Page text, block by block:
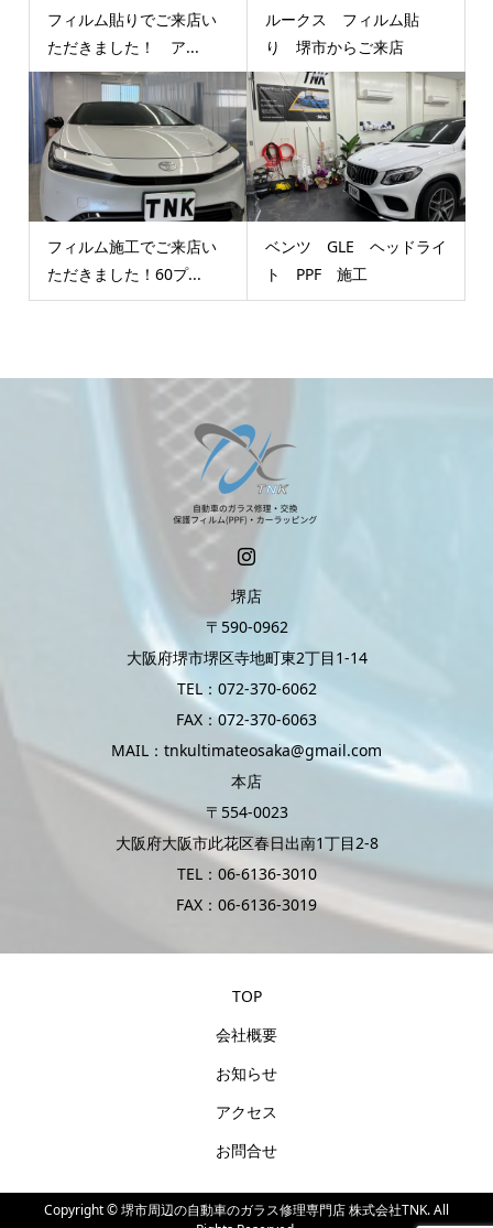
フィルム貼りでご来店い
ただきました！ ア...
ルークス フィルム貼
り 堺市からご来店
フィルム施工でご来店い
ただきました！60プ...
ベンツ GLE ヘッドライ
ト PPF 施工
堺店
〒590-0962
大阪府堺市堺区寺地町東2丁目1-14
TEL：072-370-6062
FAX：072-370-6063
MAIL：tnkultimateosaka@gmail.com
本店
〒554-0023
大阪府大阪市此花区春日出南1丁目2-8
TEL：06-6136-3010
FAX：06-6136-3019
TOP
会社概要
お知らせ
アクセス
お問合せ
Copyright ©堺市周辺の自動車のガラス修理専門店 株式会社TNK. All